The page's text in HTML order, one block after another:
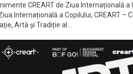
CREART de Ziua Internațională a
Internațională a Copilului, CREART –
Artă și Tradiție al...